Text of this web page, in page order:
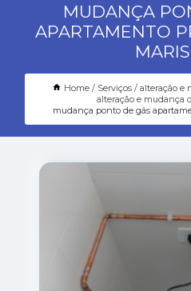
MUDANÇA
APARTAMENTO
Home Serviços
alteração e
alteração e mudança
mudança ponto de gás